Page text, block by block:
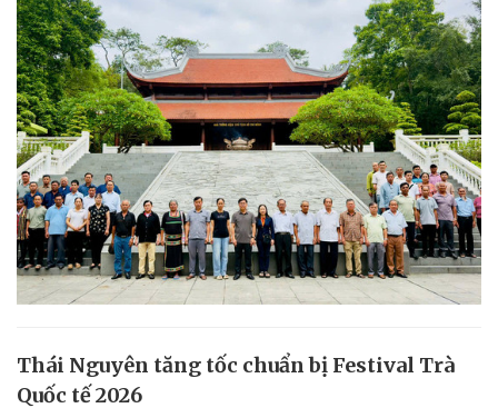
Thái Nguyên tăng tốc chuẩn bị Festival Trà
Quốc tế 2026